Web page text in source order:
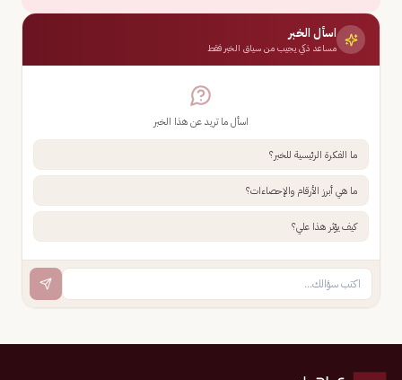
اسأل الخبر
مساعد ذكي يجيب من سياق الخبر فقط
اسأل ما تريد عن هذا الخبر
ما الفكرة الرئيسية للخبر؟
ما هي أبرز الأرقام والإحصاءات؟
كيف يؤثر هذا علي؟